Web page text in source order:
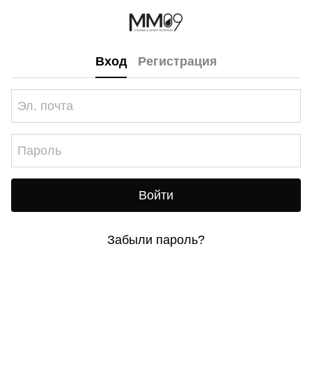
Вход Регистрация
Войти
Забыли пароль?